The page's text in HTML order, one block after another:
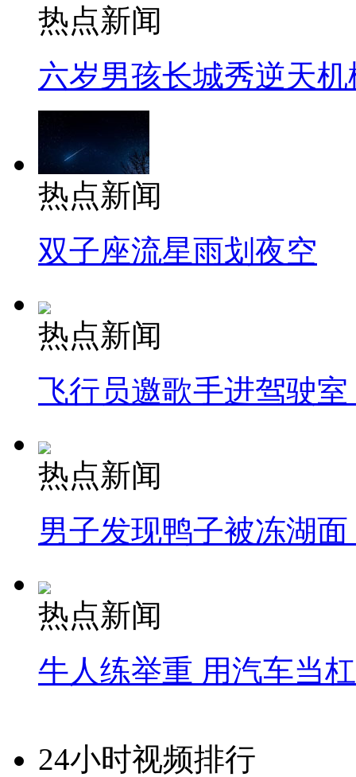
热点新闻
六岁男孩长城秀逆天机
热点新闻
双子座流星雨划夜空
热点新闻
飞行员邀歌手进驾驶
热点新闻
男子发现鸭子被冻湖
热点新闻
牛人练举重 用汽车当
24小时视频排行